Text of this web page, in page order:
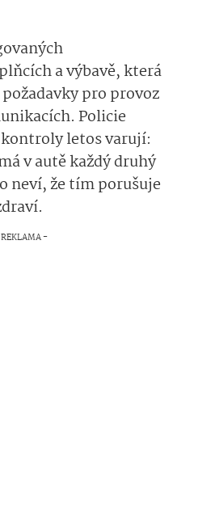
a výbavě, která
pro provoz
Policie
letos varují:
v autě každý druhý
neví, že tím porušuje